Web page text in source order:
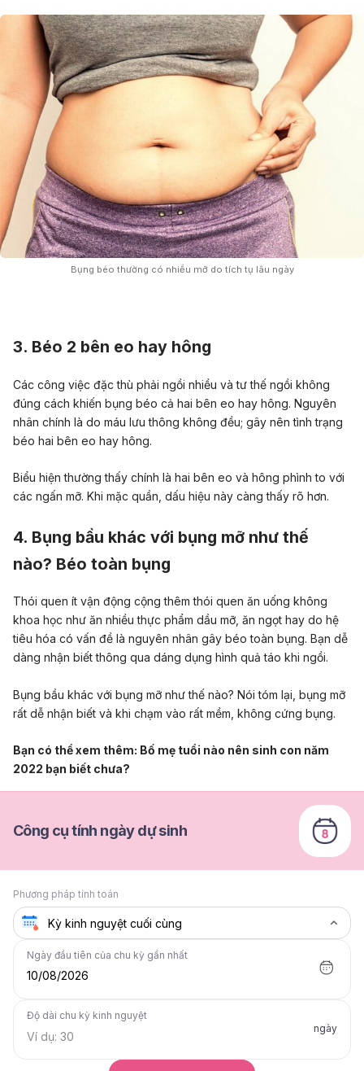
Bụng béo thường có nhiều mỡ do tích tụ lâu ngày
3. Béo 2 bên eo hay hông
Các công việc đặc thù phải ngồi nhiều và tư thế ngồi không
đúng cách khiến bụng béo cả hai bên eo hay hông. Nguyên
nhân chính là do máu lưu thông không đều; gây nên tình trạng
béo hai bên eo hay hông.
Biểu hiện thường thấy chính là hai bên eo và hông phình to với
các ngấn mỡ. Khi mặc quần, dấu hiệu này càng thấy rõ hơn.
4. Bụng bầu khác với bụng mỡ như thế
nào? Béo toàn bụng
Thói quen ít vận động cộng thêm thói quen ăn uống không
khoa học như ăn nhiều thực phẩm dầu mỡ, ăn ngọt hay do hệ
tiêu hóa có vấn đề là nguyên nhân gây béo toàn bụng. Bạn dễ
dàng nhận biết thông qua dáng dụng hình quả táo khi ngồi.
Bụng bầu khác với bụng mỡ như thế nào? Nói tóm lại, bụng mỡ
rất dễ nhận biết và khi chạm vào rất mềm, không cứng bụng.
Bạn có thể xem thêm: Bố mẹ tuổi nào nên sinh con năm
2022 bạn biết chưa?
Công cụ tính ngày dự sinh
Phương pháp tính toán
Ngày đầu tiên của chu kỳ gần nhất
10/08/2026
Độ dài chu kỳ kinh nguyệt
ngày